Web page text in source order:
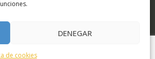
DENEGAR
de cookies